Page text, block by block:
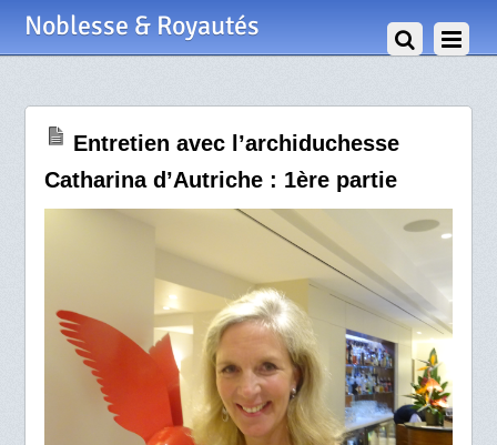
Noblesse & Royautés
Entretien avec l’archiduchesse
Catharina d’Autriche : 1ère partie